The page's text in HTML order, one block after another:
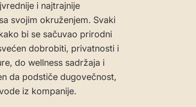
i najtrajnije
svojim okruženjem. Svaki
bi se sačuvao prirodni
dobrobiti, privatnosti i
do wellness sadržaja i
da podstiče dugovečnost,
iz kompanije.